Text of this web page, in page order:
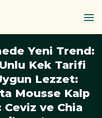
Yeni Trend:
Kek Tarifi
Lezzet:
Mousse Kalp
ve Chia